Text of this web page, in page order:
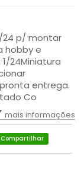
24 p/ montar
hobby e
24Miniatura
entrega.
Co
mais informações
Compartilhar